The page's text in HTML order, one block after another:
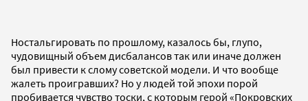
Ностальгировать по прошлому, казалось бы, глупо,
чудовищный объем дисбалансов так или иначе должен
был привести к слому советской модели. И что вообще
жалеть проигравших? Но у людей той эпохи порой
пробивается чувство тоски, с которым герой «Покровских